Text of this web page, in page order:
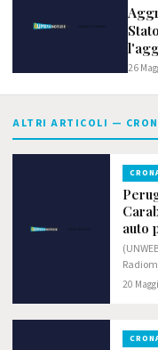
26
ALTRI ARTICOLI —
auto
20